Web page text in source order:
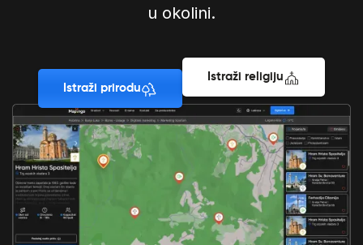
u okolini.
Istraži prirodu
Istraži religiju